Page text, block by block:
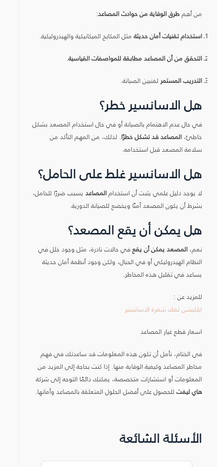
من أهمطرق الوقاية من حوادث المصاعد:
استخدام تقنيات أمان حديثة مثل المكابح الميكانيكية والهيدروليكية.
التحقق من أن المصاعد مطابقة للمواصفات القياسية.
التدريب المستمر لفنيين الصيانة.
هل الاسانسير خطر؟
في حال عدم الاهتمام بالصيانة أو في حال استخدام المصعد بشكل
خاطئ، المصاعد قد تشكل خطرًا. لذلك، من المهم التأكد من
سلامة المصعد قبل استخدامه.
هل الاسانسير غلط على الحامل؟
لا يوجد دليل علمي يثبت أن استخدامالمصاعد يسبب ضررًا للحامل،
بشرط أن يكون المصعد آمنًا ويخضع للصيانة الدورية.
هل يمكن أن يقع المصعد؟
نعم، المصعد يمكن أن يقعفي حالات نادرة، مثل وجود خلل في
النظام الهيدروليكي أو في الحبال، ولكن وجود أنظمة أمان حديثة
يساعد في تقليل هذه المخاطر.
للمزيد عن :
ابلكيشن لفك شفرة الاسانسير
اسعار قطع غيار المصاعد
في الختام، نأمل أن تكون هذه المعلومات قد ساعدتك في فهم
مخاطر المصاعد وكيفية الوقاية منها. إذا كنت بحاجة إلى المزيد من
المعلومات أو استشارات متخصصة، يمكنك دائمًا التوجه إلى شركة
هاي ليفت للحصول على أفضل الحلول المتعلقة بالمصاعد وأمانها.
الأسئلة الشائعة